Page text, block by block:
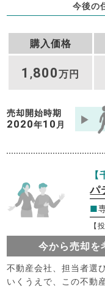
今後の
購入価格
1 ,800万円
売却開始時期
2020年10 月
パ
■
【
今から売却を
不動産会社、担当者選
いくうえで、この不動